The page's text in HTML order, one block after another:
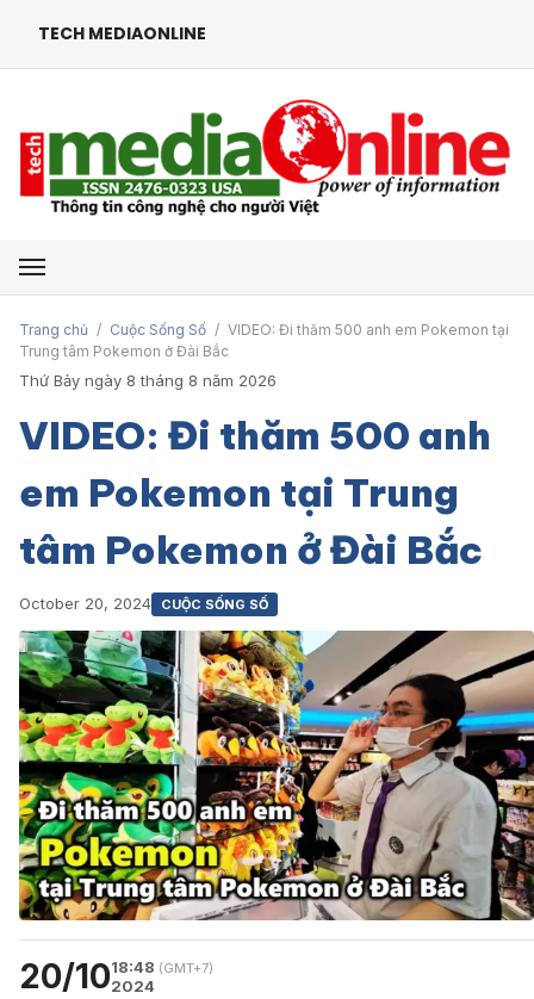
TECH MEDIAONLINE
Mở menu
Trang chủ / Cuộc Sống Số / VIDEO: Đi thăm 500 anh em Pokemon tại
Trung tâm Pokemon ở Đài Bắc
Thứ Bảy ngày 8 tháng 8 năm 2026
VIDEO: Đi thăm 500 anh
em Pokemon tại Trung
tâm Pokemon ở Đài Bắc
October 20, 2024 CUỘC SỐNG SỐ
20/1018:48 (GMT+7)
2024